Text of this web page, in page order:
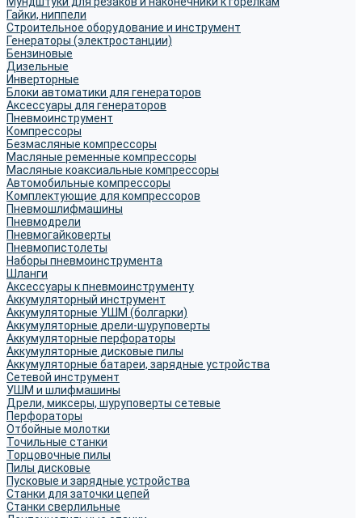
Гайки, ниппели
Строительное оборудование и инструмент
Генераторы (электростанции)
Бензиновые
Дизельные
Инверторные
Блоки автоматики для генераторов
Аксессуары для генераторов
Пневмоинструмент
Компрессоры
Безмасляные компрессоры
Масляные ременные компрессоры
Масляные коаксиальные компрессоры
Автомобильные компрессоры
Комплектующие для компрессоров
Пневмошлифмашины
Пневмодрели
Пневмогайковерты
Пневмопистолеты
Наборы пневмоинструмента
Шланги
Аксессуары к пневмоинструменту
Аккумуляторный инструмент
Аккумуляторные УШМ (болгарки)
Аккумуляторные дрели-шуруповерты
Аккумуляторные перфораторы
Аккумуляторные дисковые пилы
Аккумуляторные батареи, зарядные устройства
Сетевой инструмент
УШМ и шлифмашины
Дрели, миксеры, шуруповерты сетевые
Перфораторы
Отбойные молотки
Точильные станки
Торцовочные пилы
Пилы дисковые
Пусковые и зарядные устройства
Станки для заточки цепей
Станки сверлильные